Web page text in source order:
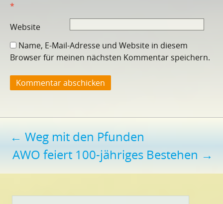
*
Website
Name, E-Mail-Adresse und Website in diesem
Browser für meinen nächsten Kommentar speichern.
Beitragsnavigation
← Weg mit den Pfunden
AWO feiert 100-jähriges Bestehen →